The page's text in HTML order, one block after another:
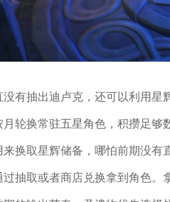
有抽出迪卢克，还可以利用
轮换常驻五星角色，积攒足
换取星辉储备，哪怕前期没
过抽取或者商店兑换拿到角色